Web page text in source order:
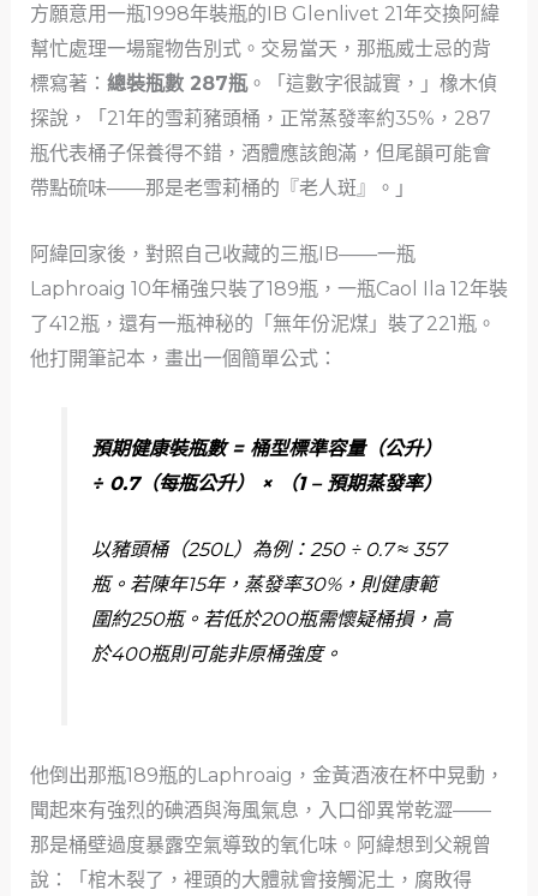
方願意用一瓶1998年裝瓶的IB Glenlivet 21年交換阿緯
幫忙處理一場寵物告別式。交易當天，那瓶威士忌的背
標寫著： 總裝瓶數 287瓶。「這數字很誠實，」橡木偵
探說，「21年的雪莉豬頭桶，正常蒸發率約35%，287
瓶代表桶子保養得不錯，酒體應該飽滿，但尾韻可能會
帶點硫味——那是老雪莉桶的『老人斑』。」
阿緯回家後，對照自己收藏的三瓶IB——一瓶
Laphroaig 10年桶強只裝了189瓶，一瓶Caol Ila 12年裝
了412瓶，還有一瓶神秘的「無年份泥煤」裝了221瓶。
他打開筆記本，畫出一個簡單公式：
預期健康裝瓶數 = 桶型標準容量（公升）
÷ 0.7（每瓶公升） × （1 – 預期蒸發率）
以豬頭桶（250L）為例：250 ÷ 0.7 ≈ 357
瓶。若陳年15年，蒸發率30%，則健康範
圍約250瓶。若低於200瓶需懷疑桶損，高
於400瓶則可能非原桶強度。
他倒出那瓶189瓶的Laphroaig，金黃酒液在杯中晃動，
聞起來有強烈的碘酒與海風氣息，入口卻異常乾澀——
那是桶壁過度暴露空氣導致的氧化味。阿緯想到父親曾
說：「棺木裂了，裡頭的大體就會接觸泥土，腐敗得